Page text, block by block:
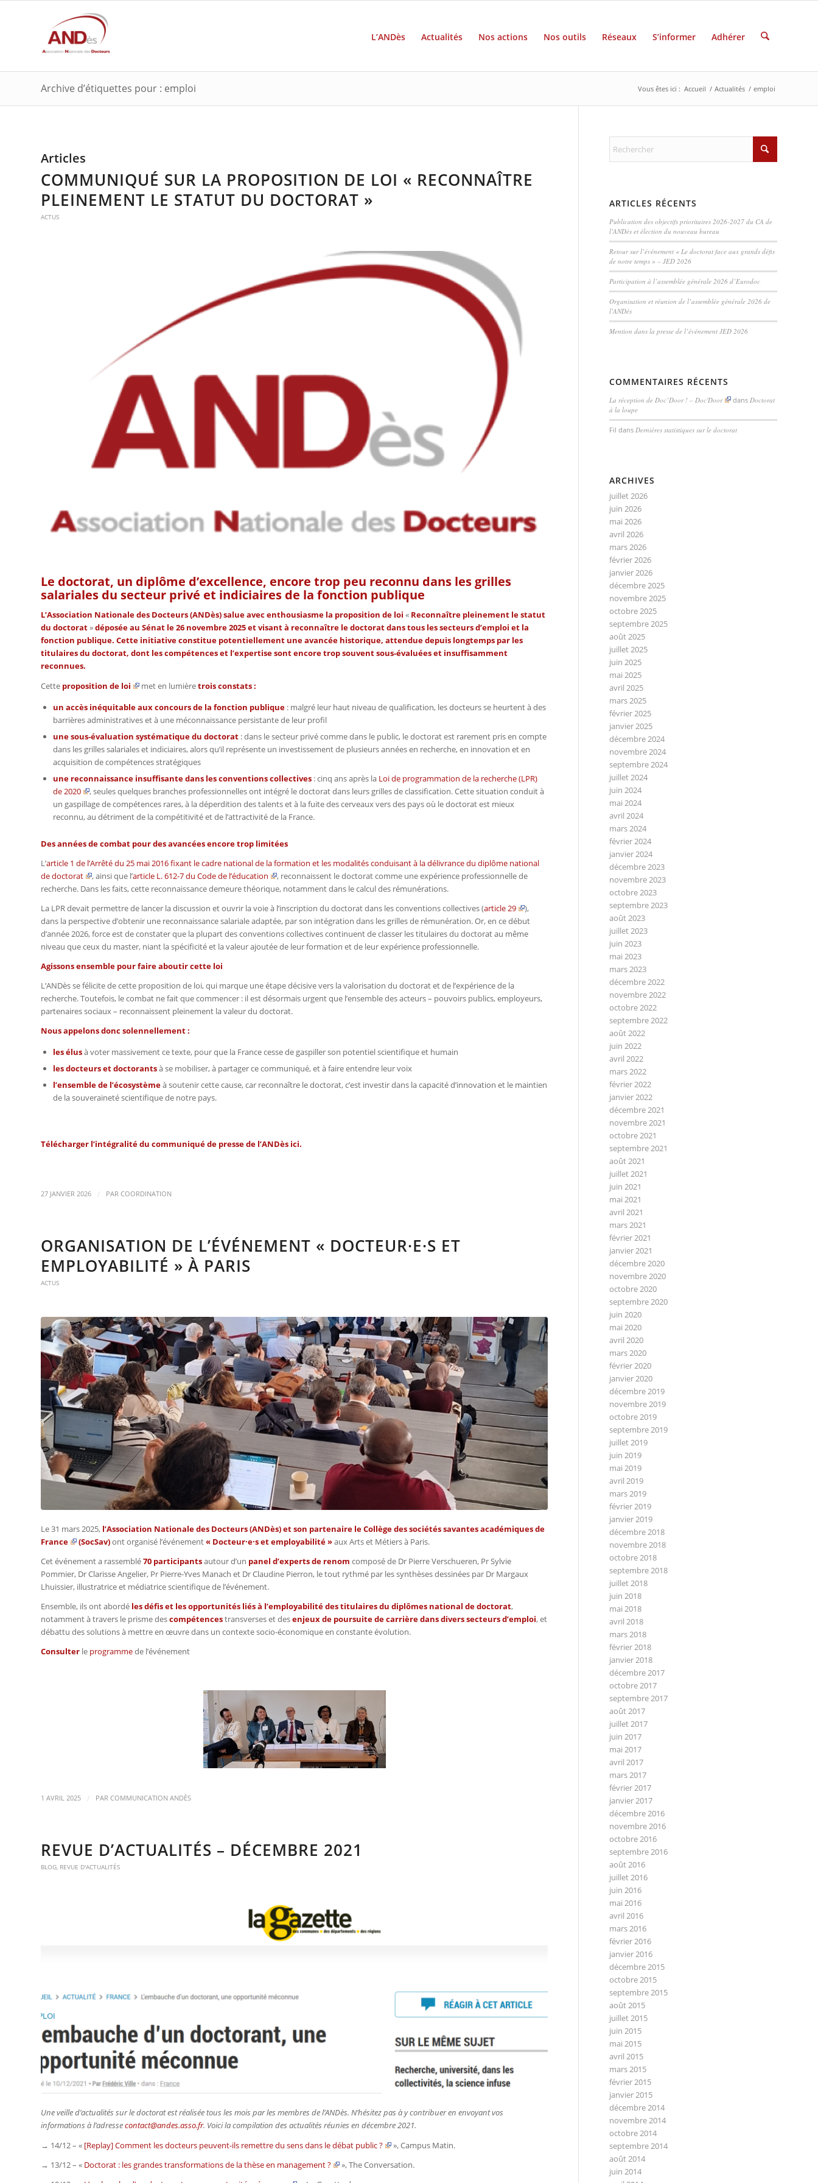
L’ANDès Actualités Nos actions Nos outils Réseaux S’informer Adhérer
Archive d’étiquettes pour : emploi Vous êtes ici : Accueil / Actualités / emploi
Articles
COMMUNIQUÉ SUR LA PROPOSITION DE LOI « RECONNAÎTRE
PLEINEMENT LE STATUT DU DOCTORAT »
ACTUS
Le doctorat, un diplôme d’excellence, encore trop peu reconnu dans les grilles
salariales du secteur privé et indiciaires de la fonction publique
L’Association Nationale des Docteurs (ANDès) salue avec enthousiasme la proposition de loi « Reconnaître pleinement le statut
du doctorat»déposée au Sénat le 26 novembre 2025 et visant à reconnaître le doctorat dans tous les secteurs d’emploi et la
fonction publique. Cette initiative constitue potentiellement une avancée historique, attendue depuis longtemps par les
titulaires du doctorat, dont les compétences et l’expertise sont encore trop souvent sous-évaluées et insuffisamment
reconnues.
Cette proposition de loi met en lumièretrois constats :
un accès inéquitable aux concours de la fonction publique : malgré leur haut niveau de qualification, les docteurs se heurtent à des
barrières administratives et à une méconnaissance persistante de leur profil
une sous-évaluation systématique du doctorat : dans le secteur privé comme dans le public, le doctorat est rarement pris en compte
dans les grilles salariales et indiciaires, alors qu’il représente un investissement de plusieurs années en recherche, en innovation et en
acquisition de compétences stratégiques
une reconnaissance insuffisante dans les conventions collectives : cinq ans après la Loi de programmation de la recherche (LPR)
de 2020
, seules quelques branches professionnelles ont intégré le doctorat dans leurs grilles de classification. Cette situation conduit à
un gaspillage de compétences rares, à la déperdition des talents et à la fuite des cerveaux vers des pays où le doctorat est mieux
reconnu, au détriment de la compétitivité et de l’attractivité de la France.
Des années de combat pour des avancées encore trop limitées
L’article 1 de l’Arrêté du 25 mai 2016 fixant le cadre national de la formation et les modalités conduisant à la délivrance du diplôme national
de doctorat
, ainsi que l’article L. 612-7 du Code de l’éducation
, reconnaissent le doctorat comme une expérience professionnelle de
recherche. Dans les faits, cette reconnaissance demeure théorique, notamment dans le calcul des rémunérations.
La LPR devait permettre de lancer la discussion et ouvrir la voie à l’inscription du doctorat dans les conventions collectives (article 29
),
dans la perspective d’obtenir une reconnaissance salariale adaptée, par son intégration dans les grilles de rémunération. Or, en ce début
d’année 2026, force est de constater que la plupart des conventions collectives continuent de classer les titulaires du doctorat au même
niveau que ceux du master, niant la spécificité et la valeur ajoutée de leur formation et de leur expérience professionnelle.
Agissons ensemble pour faire aboutir cette loi
L’ANDès se félicite de cette proposition de loi, qui marque une étape décisive vers la valorisation du doctorat et de l’expérience de la
recherche. Toutefois, le combat ne fait que commencer : il est désormais urgent que l’ensemble des acteurs – pouvoirs publics, employeurs,
partenaires sociaux – reconnaissent pleinement la valeur du doctorat.
Nous appelons donc solennellement :
les élusà voter massivement ce texte, pour que la France cesse de gaspiller son potentiel scientifique et humain
les docteurs et doctorantsà se mobiliser, à partager ce communiqué, et à faire entendre leur voix
l’ensemble de l’écosystèmeà soutenir cette cause, car reconnaître le doctorat, c’est investir dans la capacité d’innovation et le maintien
de la souveraineté scientifique de notre pays.
Télécharger l’intégralité du communiqué de presse de l’ANDès ici.
27 JANVIER 2026 / PAR COORDINATION
ORGANISATION DE L’ÉVÉNEMENT « DOCTEUR·E·S ET
EMPLOYABILITÉ » À PARIS
ACTUS
Le 31 mars 2025, l’Association Nationale des Docteurs (ANDès) et son partenaire leCollège des sociétés savantes académiques de
France
(SocSav)ont organisé l’événement« Docteur·e·s et employabilité »aux Arts et Métiers à Paris.
Cet événement a rassemblé70 participantsautour d’un panel d’experts de renom composé de Dr Pierre Verschueren, Pr Sylvie
Pommier, Dr Clarisse Angelier, Pr Pierre-Yves Manach et Dr Claudine Pierron, le tout rythmé par les synthèses dessinées par Dr Margaux
Lhuissier, illustratrice et médiatrice scientifique de l’événement.
Ensemble, ils ont abordé les défis et les opportunités liés à l’employabilité des titulaires du diplômes national de doctorat,
notamment à travers le prisme descompétencestransverses et desenjeux de poursuite de carrièredans divers secteurs d’emploi, et
débattu des solutions à mettre en œuvre dans un contexte socio-économique en constante évolution.
Consulter le programmede l’événement
1 AVRIL 2025 / PAR COMMUNICATION ANDÈS
REVUE D’ACTUALITÉS – DÉCEMBRE 2021
BLOG, REVUE D'ACTUALITÉS
Une veille d’actualités sur le doctorat est réalisée tous les mois par les membres de l’ANDès. N’hésitez pas à y contribuer en envoyant vos
informations à l’adressecontact@andes.asso.fr. Voici la compilation des actualités réunies en décembre 2021.
→ 14/12 – « [Replay] Comment les docteurs peuvent-ils remettre du sens dans le débat public ? »,Campus Matin.
→ 13/12 – « Doctorat : les grandes transformations de la thèse en management ? »,The Conversation.
ARTICLES RÉCENTS
Publication des objectifs prioritaires 2026-2027 du CA de
l’ANDès et élection du nouveau bureau
Retour sur l’événement « Le doctorat face aux grands défis
de notre temps » – JED 2026
Participation à l’assemblée générale 2026 d’Eurodoc
Organisation et réunion de l’assemblée générale 2026 de
l’ANDès
Mention dans la presse de l’événement JED 2026
COMMENTAIRES RÉCENTS
La réception de Doc’Door ! – Doc'Door dans Doctorat
à la loupe
Fil dansDernières statistiques sur le doctorat
ARCHIVES
juillet 2026
juin 2026
mai 2026
avril 2026
mars 2026
février 2026
janvier 2026
décembre 2025
novembre 2025
octobre 2025
septembre 2025
août 2025
juillet 2025
juin 2025
mai 2025
avril 2025
mars 2025
février 2025
janvier 2025
décembre 2024
novembre 2024
septembre 2024
juillet 2024
juin 2024
mai 2024
avril 2024
mars 2024
février 2024
janvier 2024
décembre 2023
novembre 2023
octobre 2023
septembre 2023
août 2023
juillet 2023
juin 2023
mai 2023
mars 2023
décembre 2022
novembre 2022
octobre 2022
septembre 2022
août 2022
juin 2022
avril 2022
mars 2022
février 2022
janvier 2022
décembre 2021
novembre 2021
octobre 2021
septembre 2021
août 2021
juillet 2021
juin 2021
mai 2021
avril 2021
mars 2021
février 2021
janvier 2021
décembre 2020
novembre 2020
octobre 2020
septembre 2020
juin 2020
mai 2020
avril 2020
mars 2020
février 2020
janvier 2020
décembre 2019
novembre 2019
octobre 2019
septembre 2019
juillet 2019
juin 2019
mai 2019
avril 2019
mars 2019
février 2019
janvier 2019
décembre 2018
novembre 2018
octobre 2018
septembre 2018
juillet 2018
juin 2018
mai 2018
avril 2018
mars 2018
février 2018
janvier 2018
décembre 2017
octobre 2017
septembre 2017
août 2017
juillet 2017
juin 2017
mai 2017
avril 2017
mars 2017
février 2017
janvier 2017
décembre 2016
novembre 2016
octobre 2016
septembre 2016
août 2016
juillet 2016
juin 2016
mai 2016
avril 2016
mars 2016
février 2016
janvier 2016
décembre 2015
octobre 2015
septembre 2015
août 2015
juillet 2015
juin 2015
mai 2015
avril 2015
mars 2015
février 2015
janvier 2015
décembre 2014
novembre 2014
octobre 2014
septembre 2014
août 2014
juin 2014